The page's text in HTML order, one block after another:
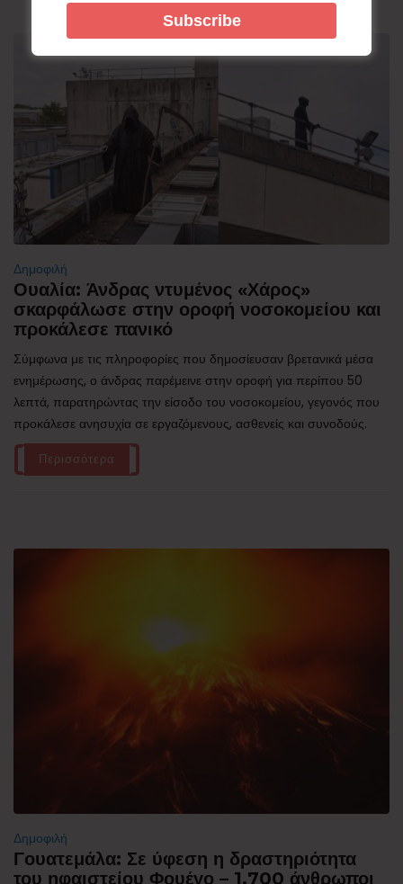
Δημοφιλή
Ουαλία: Άνδρας ντυμένος «Χάρος»
σκαρφάλωσε στην οροφή νοσοκομείου και
προκάλεσε πανικό
Σύμφωνα με τις πληροφορίες που δημοσίευσαν βρετανικά μέσα
ενημέρωσης, ο άνδρας παρέμεινε στην οροφή για περίπου 50
λεπτά, παρατηρώντας την είσοδο του νοσοκομείου, γεγονός που
προκάλεσε ανησυχία σε εργαζόμενους, ασθενείς και συνοδούς.
Περισσότερα
Δημοφιλή
Γουατεμάλα: Σε ύφεση η δραστηριότητα
του ηφαιστείου Φουέγο – 1.700 άνθρωποι